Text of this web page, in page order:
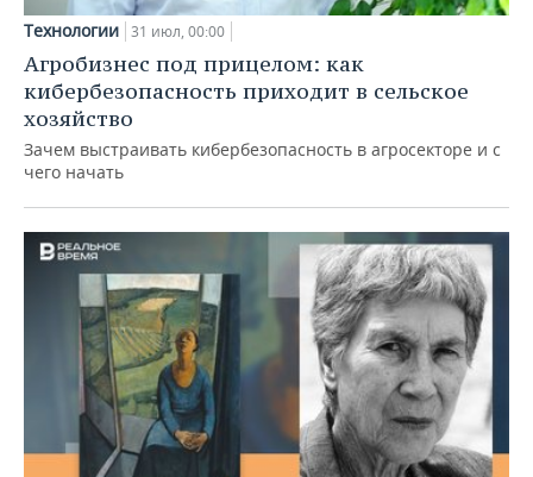
Технологии 31 июл, 00:00
Агробизнес под прицелом: как
кибербезопасность приходит в сельское
хозяйство
Зачем выстраивать кибербезопасность в агросекторе и с
чего начать